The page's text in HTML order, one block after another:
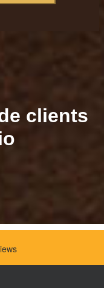
clients